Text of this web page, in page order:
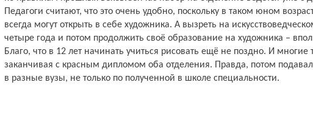
Педагоги считают, что это очень удобно, поскольку в таком юном
всегда могут открыть в себе художника. А вызреть на
четыре года и потом продолжить своё образование на художника –
Благо, что в 12 лет начинать учиться рисовать ещё не поздно. И многие
заканчивая с красным дипломом оба отделения. Правда, потом
в разные вузы, не только по полученной в школе специальности.